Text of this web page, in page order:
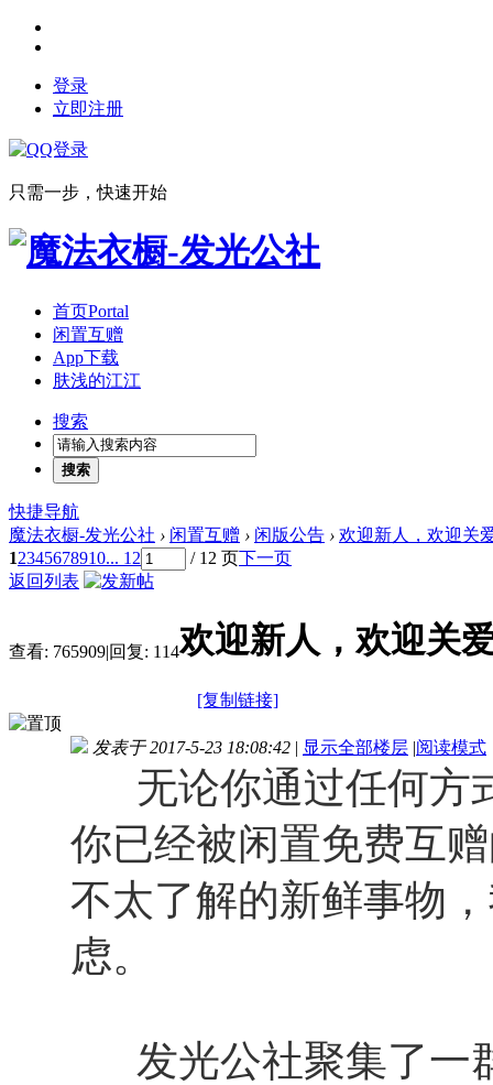
登录
立即注册
只需一步，快速开始
首页Portal
闲置互赠
App下载
肤浅的江江
搜索
搜索
快捷导航
魔法衣橱-发光公社 › 闲置互赠 › 闲版公告 › 欢迎新人，欢迎关
12345678910... 12 / 12 页下一页
返回列表
查看: 765909|回复: 114欢迎新人，欢迎关
[复制链接]
发表于 2017-5-23 18:08:42 | 显示全部楼层 |阅读模式
无论你通过任何方
你已经被闲置免费互
不太了解的新鲜事物
虑。
发光公社聚集了一